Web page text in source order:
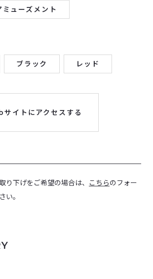
ミューズメント
ブラック レッド
イトにアクセスする
り下げをご希望の場合は、 こちらのフォー
い。